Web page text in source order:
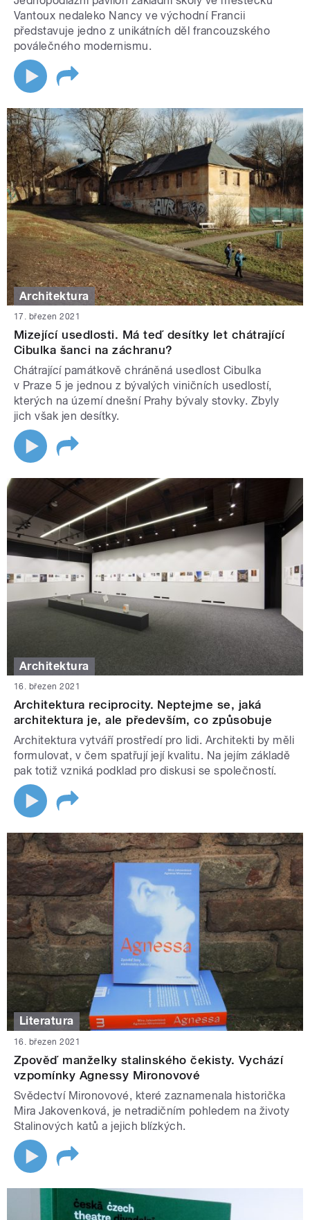
Vantoux nedaleko Nancy ve východní Francii
představuje jedno z unikátních děl francouzského
poválečného modernismu.
Architektura
17. březen 2021
Mizející usedlosti. Má teď desítky let chátrající
Cibulka šanci na záchranu?
Chátrající památkově chráněná usedlost Cibulka
v Praze 5 je jednou z bývalých viničních usedlostí,
kterých na území dnešní Prahy bývaly stovky. Zbyly
jich však jen desítky.
Architektura
16. březen 2021
Architektura reciprocity. Neptejme se, jaká
architektura je, ale především, co způsobuje
Architektura vytváří prostředí pro lidi. Architekti by měli
formulovat, v čem spatřují její kvalitu. Na jejím základě
pak totiž vzniká podklad pro diskusi se společností.
Literatura
16. březen 2021
Zpověď manželky stalinského čekisty. Vychází
vzpomínky Agnessy Mironovové
Svědectví Mironovové, které zaznamenala historička
Mira Jakovenková, je netradičním pohledem na životy
Stalinových katů a jejich blízkých.